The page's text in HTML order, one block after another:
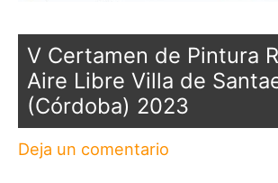
V Certamen de Pintura
Aire Libre Villa de
(Córdoba) 2023
Deja un comentario